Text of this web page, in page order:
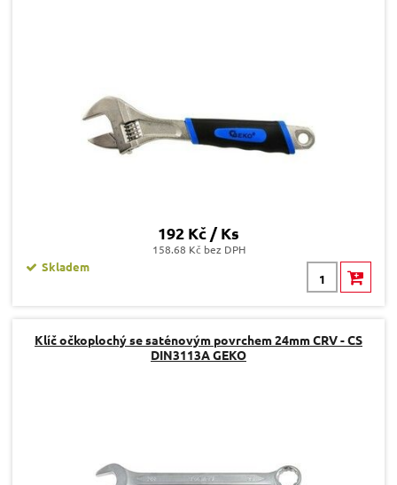
192 Kč / Ks
158.68 Kč bez DPH
Skladem
Klíč očkoplochý se saténovým povrchem 24mm CRV - CS
DIN3113A GEKO